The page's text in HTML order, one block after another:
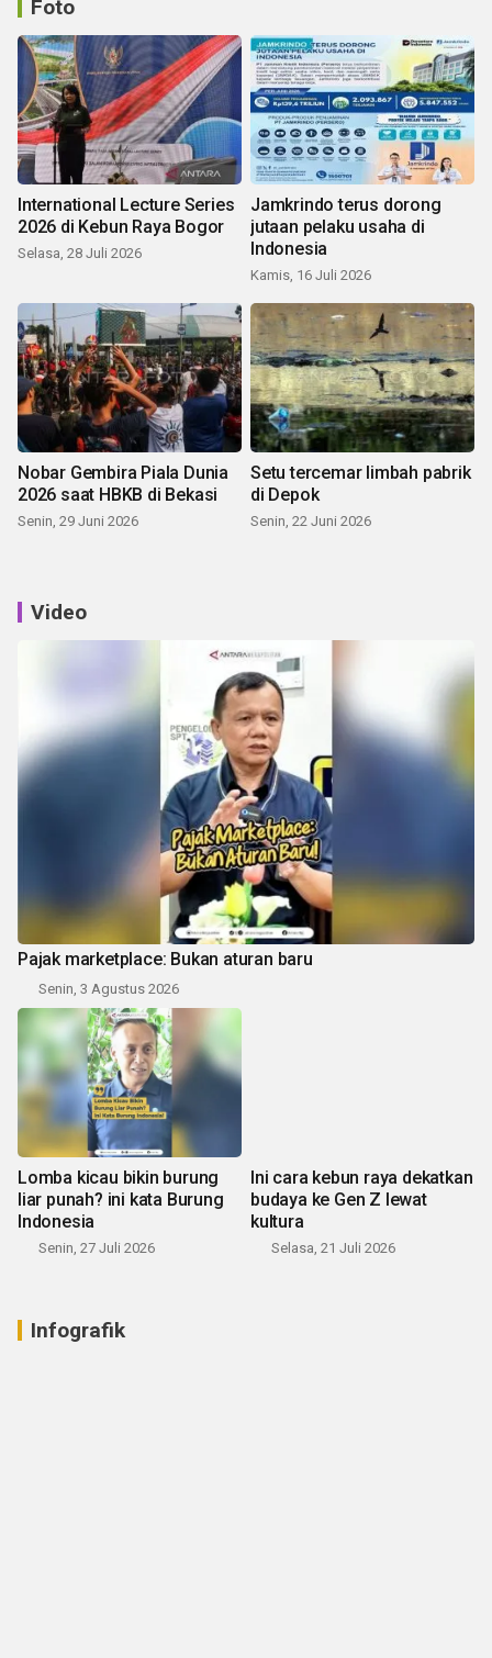
Foto
International Lecture Series
2026 di Kebun Raya Bogor
Selasa, 28 Juli 2026
Jamkrindo terus dorong
jutaan pelaku usaha di
Indonesia
Kamis, 16 Juli 2026
Nobar Gembira Piala Dunia
2026 saat HBKB di Bekasi
Senin, 29 Juni 2026
Setu tercemar limbah pabrik
di Depok
Senin, 22 Juni 2026
Video
Pajak marketplace: Bukan aturan baru
Senin, 3 Agustus 2026
Lomba kicau bikin burung
liar punah? ini kata Burung
Indonesia
Senin, 27 Juli 2026
Ini cara kebun raya dekatkan
budaya ke Gen Z lewat
kultura
Selasa, 21 Juli 2026
Infografik